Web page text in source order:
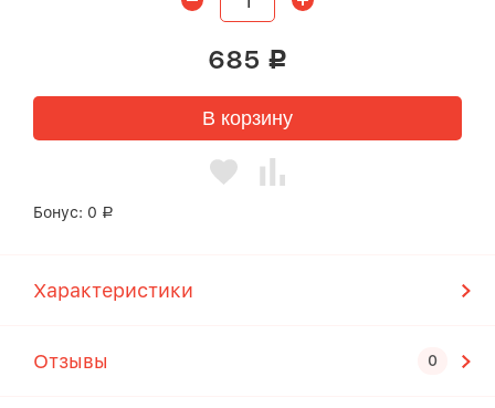
685 Р
В корзину
Бонус: 0 Р
Характеристики
Отзывы